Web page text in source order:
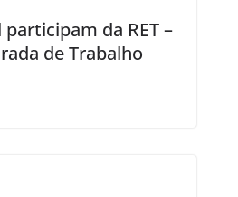
da RET –
de Trabalho